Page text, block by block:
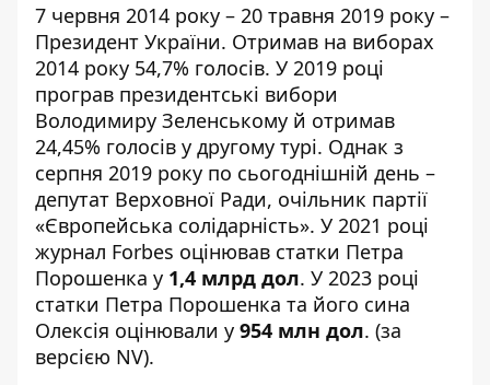
7 червня 2014 року – 20 травня 2019 року –
Президент України. Отримав на виборах
2014 року 54,7% голосів. У 2019 році
програв президентські вибори
Володимиру Зеленському й отримав
24,45% голосів у другому турі. Однак з
серпня 2019 року по сьогоднішній день –
депутат Верховної Ради, очільник партії
«Європейська солідарність». У 2021 році
журнал Forbes оцінював статки Петра
Порошенка у 1,4 млрд дол. У 2023 році
статки Петра Порошенка та його сина
Олексія оцінювали у 954 млн дол. (за
версією NV).